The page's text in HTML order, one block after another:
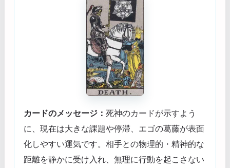
カードのメッセージ： 死神のカードが示すよう
に、現在は大きな課題や停滞、エゴの葛藤が表面
化しやすい運気です。相手との物理的・精神的な
距離を静かに受け入れ、無理に行動を起こさない